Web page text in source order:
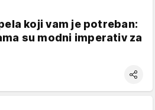
koji vam je potreban:
su modni imperativ za